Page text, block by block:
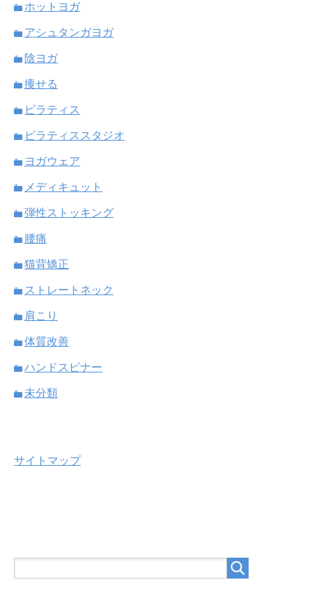
ホットヨガ
アシュタンガヨガ
陰ヨガ
痩せる
ピラティス
ピラティススタジオ
ヨガウェア
メディキュット
弾性ストッキング
腰痛
猫背矯正
ストレートネック
肩こり
体質改善
ハンドスピナー
未分類
サイトマップ